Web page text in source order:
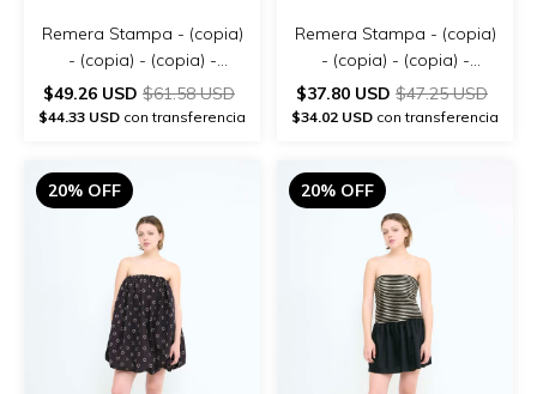
Remera Stampa - (copia)
- (copia) - (copia) -
(copia) - (copia)
$49.26 USD $61.58 USD
$44.33 USD con transferencia
Remera Stampa - (copia)
- (copia) - (copia) -
(copia) - (copia) - (copia)
$37.80 USD $47.25 USD
$34.02 USD con transferencia
20% OFF 20% OFF